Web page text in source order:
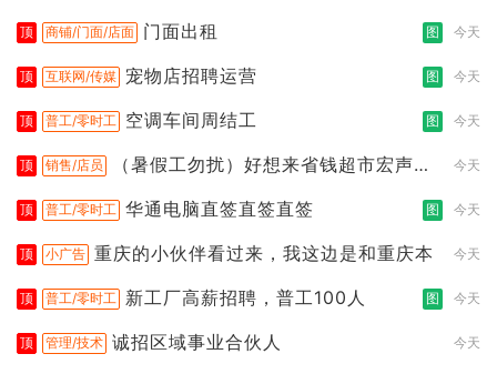
顶 商铺/门面/店面 门面出租 图 今天
顶 互联网/传媒 宠物店招聘运营 图 今天
顶 普工/零时工 空调车间周结工 图 今天
顶 销售/店员
（暑假工勿扰）好想来省钱超市宏声桥
今天
顶 普工/零时工 华通电脑直签直签直签 图 今天
顶 小广告 重庆的小伙伴看过来，我这边是和重庆本 今天
顶 普工/零时工 新工厂高薪招聘，普工100人 图 今天
顶 管理/技术 诚招区域事业合伙人 今天